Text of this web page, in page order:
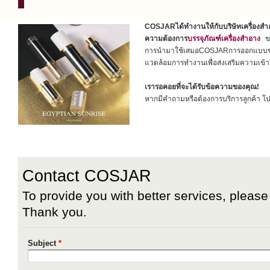
COSJARได้ทำงานให้กับบริษัทเครื่อง
ความต้องการบรรจุภัณฑ์เครื่องสำอาง
การนำมาใช้เสมอCOSJARการออกแบ
แวดล้อมการทำงานเพื่อส่งเสริมความเข้
เรารอคอยที่จะได้รับข้อความของคุณ!
หากมีคำถามหรือต้องการบริการลูกค้า โ